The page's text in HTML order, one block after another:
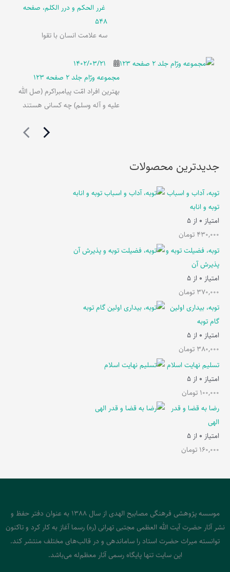
غرر الحکم و درر الکلم، صفحه
548
سه علامت انسان با تقوا
۱۴۰۲/۰۳/۲۱
مجموعه ورّام جلد 2 صفحه 123
بهترین افراد امّت پیامبراکرم (صل الله
علیه و آله وسلم) چه کسانی هستند
جدیدترین محصولات
توبه، آداب و اسباب
توبه و انابه
امتیاز 0 از 5
430,000 تومان
توبه، فضیلت توبه و
پذیرش آن
امتیاز 0 از 5
370,000 تومان
توبه، بیداری اولین
گام توبه
امتیاز 0 از 5
380,000 تومان
تسلیم نهایت اسلام
امتیاز 0 از 5
100,000 تومان
رضا به قضا و قدر
الهی
امتیاز 0 از 5
160,000 تومان
موسسه پژوهشی فرهنگی مصابیح الهدی از سال 1388 به عنوان دفتر حفظ و
نشر آثار حضرت آیت الله العظمی مجتبی تهرانی (ره) رسما آغاز به کار کرد و تاکنون
توانسته میراث حضرت استاد را ساماندهی و در قالب‌های مختلف منتشر کند.
این سایت تنها پایگاه رسمی آثار معظم‌له می‌باشد.